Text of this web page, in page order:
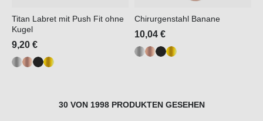
Titan Labret mit Push Fit ohne
Kugel
9,20 €
Chirurgenstahl Banane
10,04 €
30 VON 1998 PRODUKTEN GESEHEN